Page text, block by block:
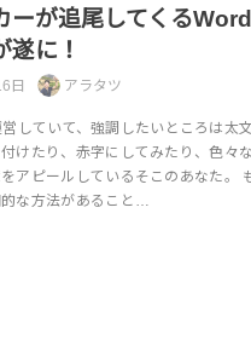
ーが追尾してくる
遂に！
日 アラタツ
していて、強調したいところは太
けたり、赤字にしてみたり、色々
アピールしているそこのあなた。
な方法があること…